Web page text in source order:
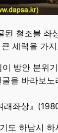
된 철조불
세력을 가
이 방안 분위
을 바라보
래좌상』
도 하남시